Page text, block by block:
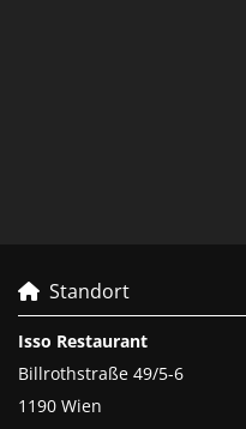
 Standort
Isso Restaurant
Billrothstraße 49/5-6
1190 Wien